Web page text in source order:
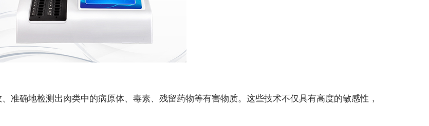
确地检测出肉类中的病原体、毒素、残留药物等有害物质。这些技术不仅具有高度的敏感性，